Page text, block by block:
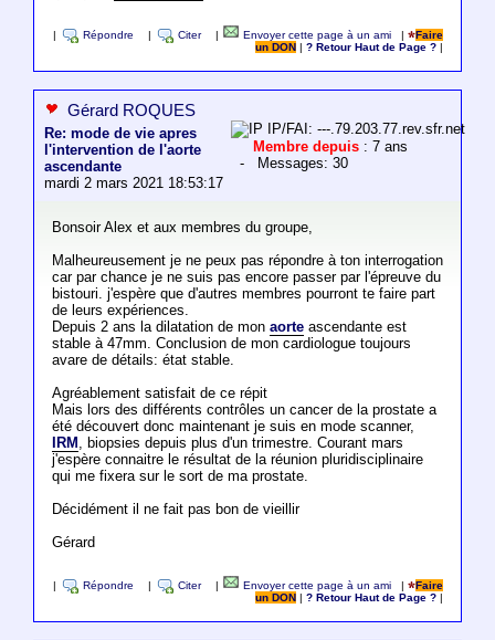
Répondre Citer Envoyer cette page à un ami |
Faire
un DON
|? Retour Haut de Page ?
Gérard ROQUES
Re: mode de vie apres
l'intervention de l'aorte
ascendante
mardi 2 mars 2021 18:53:17
IP/FAI: ---.79.203.77.rev.sfr.net
Membre depuis : 7 ans
- Messages: 30
Bonsoir Alex et aux membres du groupe,
Malheureusement je ne peux pas répondre à ton interrogation
car par chance je ne suis pas encore passer par l'épreuve du
bistouri. j'espère que d'autres membres pourront te faire part
de leurs expériences.
Depuis 2 ans la dilatation de mon aorteascendante est
stable à 47mm. Conclusion de mon cardiologue toujours
avare de détails: état stable.
Agréablement satisfait de ce répit
Mais lors des différents contrôles un cancer de la prostate a
été découvert donc maintenant je suis en mode scanner,
IRM , biopsies depuis plus d'un trimestre. Courant mars
j'espère connaitre le résultat de la réunion pluridisciplinaire
qui me fixera sur le sort de ma prostate.
Décidément il ne fait pas bon de vieillir
Gérard
Répondre Citer Envoyer cette page à un ami |
Faire
un DON
|? Retour Haut de Page ?